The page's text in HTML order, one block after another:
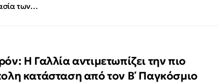
των…
Η Γαλλία αντιμετωπίζει την πιο
κατάσταση από τον Β΄ Παγκόσμιο